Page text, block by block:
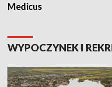
Medicus
WYPOCZYNEK I